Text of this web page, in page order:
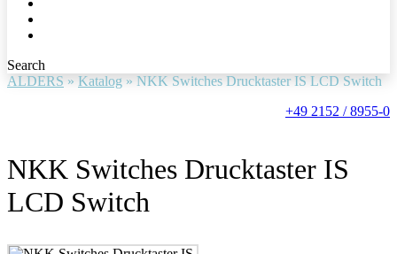
Search
ALDERS » Katalog » NKK Switches Drucktaster IS LCD Switch
+49 2152 / 8955-0
NKK Switches Drucktaster IS
LCD Switch